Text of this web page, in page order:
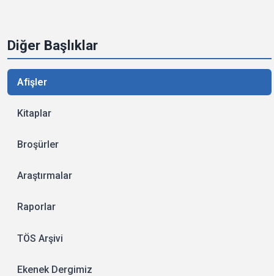
Diğer Başlıklar
Afişler
Kitaplar
Broşürler
Araştırmalar
Raporlar
TÖS Arşivi
Ekenek Dergimiz